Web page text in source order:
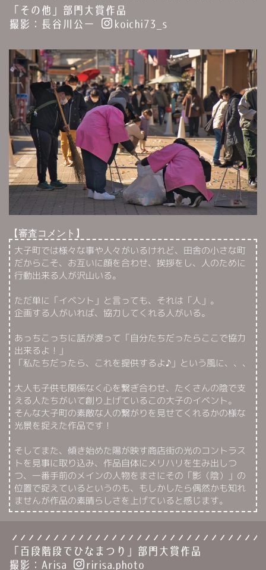
「その他」部門大賞作品
撮影：長谷川公一
koichi73_s
【審査コメント】
大子町では様々な事や人々がいるけれど、田舎の小さな町
だからこそ、お互いに顔を合わせ、挨拶をし、人のために
行動出来る人が沢山いる。
ただ単に「イベント」と言っても、それは「人」。
企画する人がいれば、協力してくれる人がいる。
あっちこっちに話が渡って「自分たちだったらここで協力
出来るよ！」
「私たちだったら、これを提供するよ♪」という風に、、、
大人も子供も関係なく心を繋ぎ合わせ、たくさんの陰で支
える人たちがいて創り上げているこの大子のイベント。
そんな大子町の素敵な人の繋がりを見せてくれるかの様な
光景を捉えた作品です！
そしてまた、傾き始めた陽が映す商店街の光のコントラス
トを見事に取り込み、作品自体にメリハリを生み出しつ
つ、一番手前のメインの人物をまさにその「影（陰）」の
位置で捉えているというのも、もしかしたら偶然かも知れ
ませんが作品の素晴らしさを上げていると感じます。
「百段階段でひなまつり」部門大賞作品
撮影：Arisa
ririsa.photo